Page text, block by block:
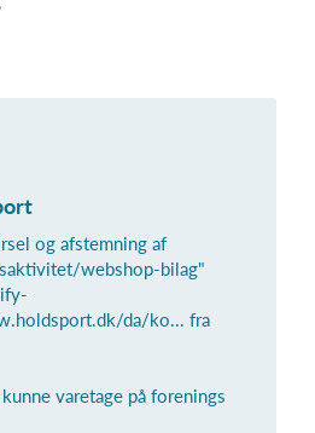
Log på
og afstemning af
webshop-bilag"
da/ko... fra
varetage på forenings